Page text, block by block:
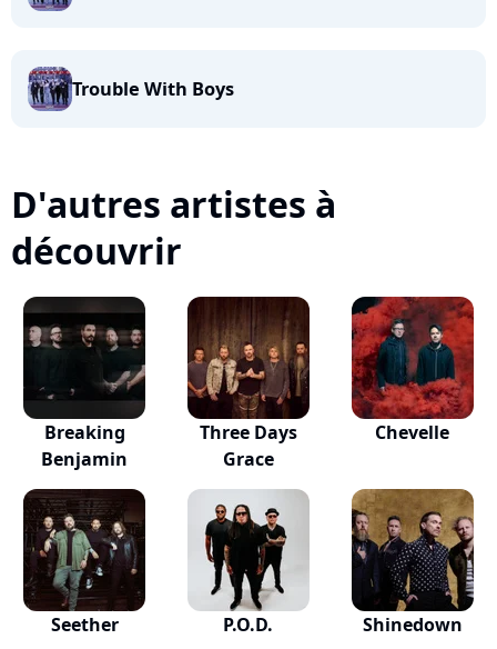
Trouble With Boys
D'autres artistes à
découvrir
Breaking
Benjamin
Three Days
Grace
Chevelle
Seether P.O.D. Shinedown